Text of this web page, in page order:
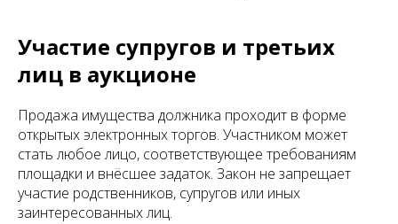
Участие супругов и третьих
лиц в аукционе
Продажа имущества должника проходит в форме
открытых электронных торгов. Участником может
стать любое лицо, соответствующее требованиям
площадки и внёсшее задаток. Закон не запрещает
участие родственников, супругов или иных
заинтересованных лиц.